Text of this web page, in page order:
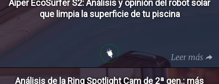
Aiper EcoSurfer S2: Análisis y opinión del robot solar
que limpia la superficie de tu piscina
Leer más
Análisis de la Ring Spotlight Cam de 2ª gen.: más